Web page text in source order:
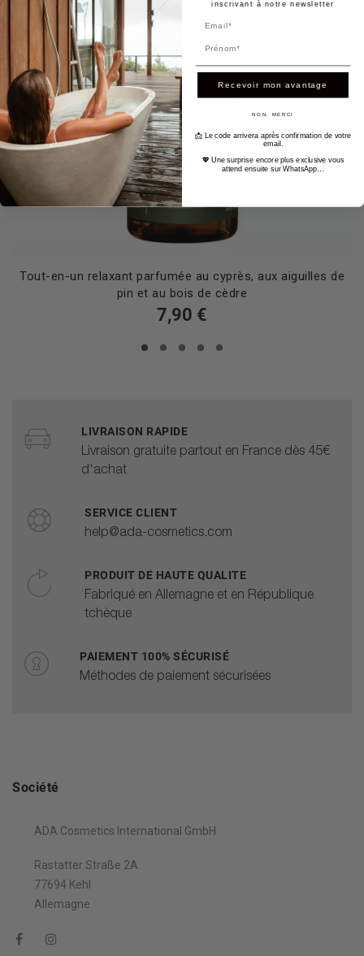
Tout-en-un relaxant parfumée au cyprès, aux aiguilles de
pin et au bois de cèdre
7,90 €
LIVRAISON RAPIDE
Livraison gratuite partout en France dès 45€
d'achat
SERVICE CLIENT
help@ada-cosmetics.com
PRODUIT DE HAUTE QUALITE
Fabriqué en Allemagne et en République
tchèque
PAIEMENT 100% SÉCURISÉ
Méthodes de paiement sécurisées
Société
ADA Cosmetics International GmbH
Rastatter Straße 2A
77694 Kehl
Allemagne
inscrivant à notre newsletter
Recevoir mon avantage
NON, MERCI
📩 Le code arrivera après confirmation de votre
email.
💖 Une surprise encore plus exclusive vous
attend ensuite sur WhatsApp…